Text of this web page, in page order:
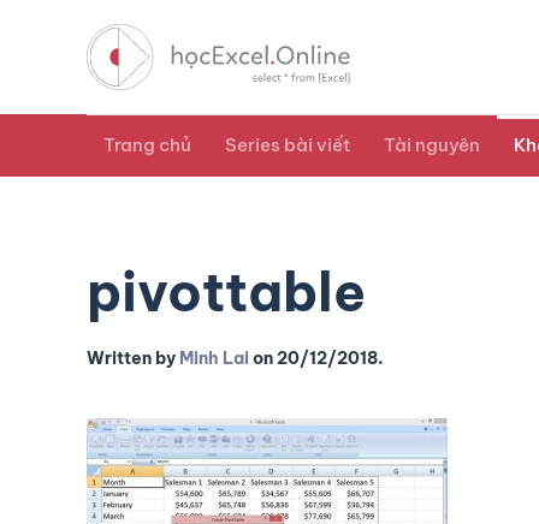
Trang chủ Series bài viết Tài nguyên
pivottable
Written by Minh Laion20/12/2018.